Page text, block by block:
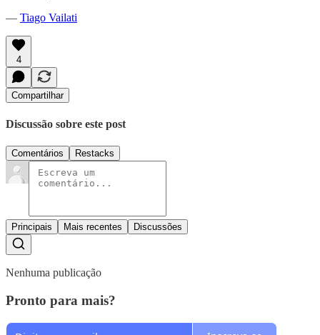
— Tiago Vailati
4
Compartilhar
Discussão sobre este post
Comentários Restacks
Principais Mais recentes Discussões
Nenhuma publicação
Pronto para mais?